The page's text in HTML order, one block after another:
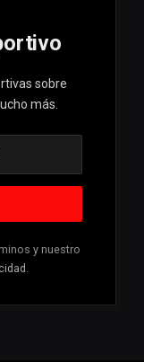
sobre
más.
y nuestro
.